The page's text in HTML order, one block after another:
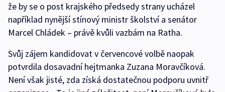
že by se o post krajského předsedy strany ucházel
například nynější stínový ministr školství a senátor
Marcel Chládek – právě kvůli vazbám na Ratha.
Svůj zájem kandidovat v červencové volbě naopak
potvrdila dosavadní hejtmanka Zuzana Moravčíková.
Není však jisté, zda získá dostatečnou podporu uvnitř